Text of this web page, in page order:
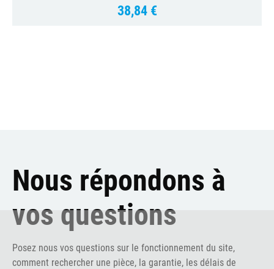
Prix
38,84 €
Nous répondons à
vos questions
Posez nous vos questions sur le fonctionnement du site,
comment rechercher une pièce, la garantie, les délais de